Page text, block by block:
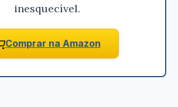
inesquecível.
Comprar na Amazon